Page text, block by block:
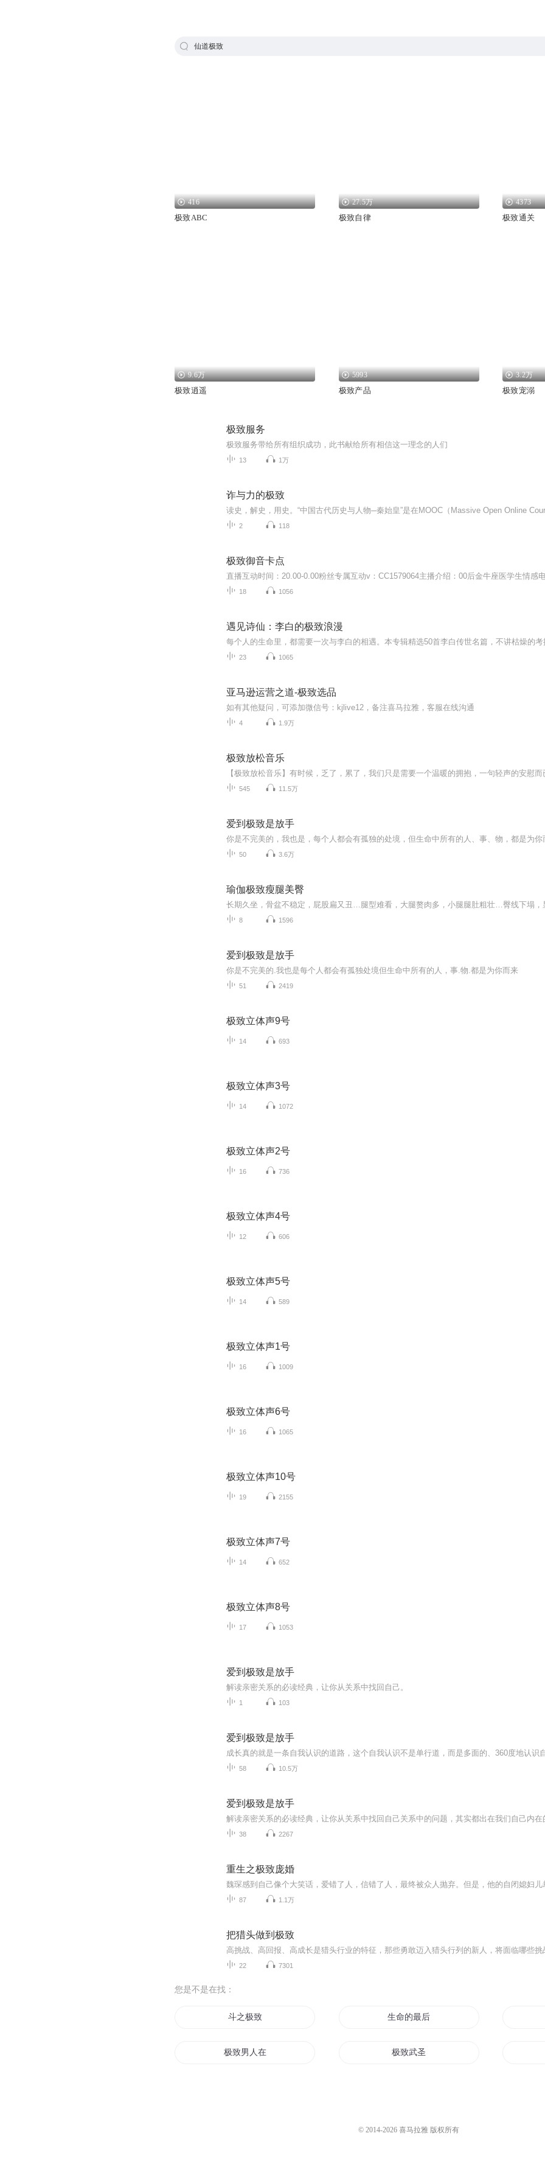
仙道极致
416
极致ABC
27.5万
极致自律
4373
极致通关
9.6万
极致逍遥
5993
极致产品
3.2万
极致宠溺
极致服务
极致服务带给所有组织成功，此书献给所有相信这一理念的人们
13 1万
诈与力的极致
2 118
极致御音卡点
18 1056
遇见诗仙：李白的极致浪漫
23 1065
亚马逊运营之道-极致选品
如有其他疑问，可添加微信号：kjlive12，备注喜马拉雅，客服在线沟通
4 1.9万
极致放松音乐
545 11.5万
爱到极致是放手
你是不完美的，我也是，每个人都会有孤独的处境，但生命中所有的人、事、物，都是为你
50 3.6万
瑜伽极致瘦腿美臀
8 1596
爱到极致是放手
你是不完美的.我也是每个人都会有孤独处境但生命中所有的人，事.物.都是为你而来
51 2419
极致立体声9号
14 693
极致立体声3号
14 1072
极致立体声2号
16 736
极致立体声4号
12 606
极致立体声5号
14 589
极致立体声1号
16 1009
极致立体声6号
16 1065
极致立体声10号
19 2155
极致立体声7号
14 652
极致立体声8号
17 1053
爱到极致是放手
解读亲密关系的必读经典，让你从关系中找回自己。
1 103
爱到极致是放手
58 10.5万
爱到极致是放手
38 2267
重生之极致庞婚
87 1.1万
把猎头做到极致
22 7301
您是不是在找：
斗之极致 生命的最后爱你到极致
极致男人在东北 极致武圣
© 2014-2026 喜马拉雅 版权所有